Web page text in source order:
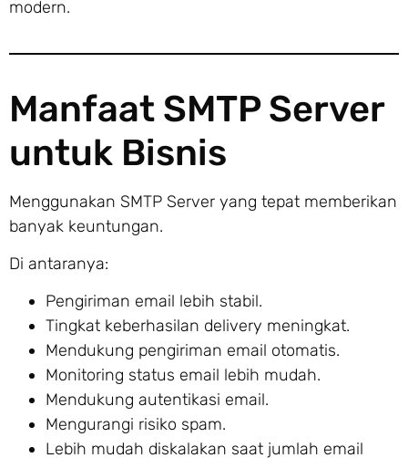
modern.
Manfaat SMTP Server
untuk Bisnis
Menggunakan SMTP Server yang tepat memberikan
banyak keuntungan.
Di antaranya:
Pengiriman email lebih stabil.
Tingkat keberhasilan delivery meningkat.
Mendukung pengiriman email otomatis.
Monitoring status email lebih mudah.
Mendukung autentikasi email.
Mengurangi risiko spam.
Lebih mudah diskalakan saat jumlah email